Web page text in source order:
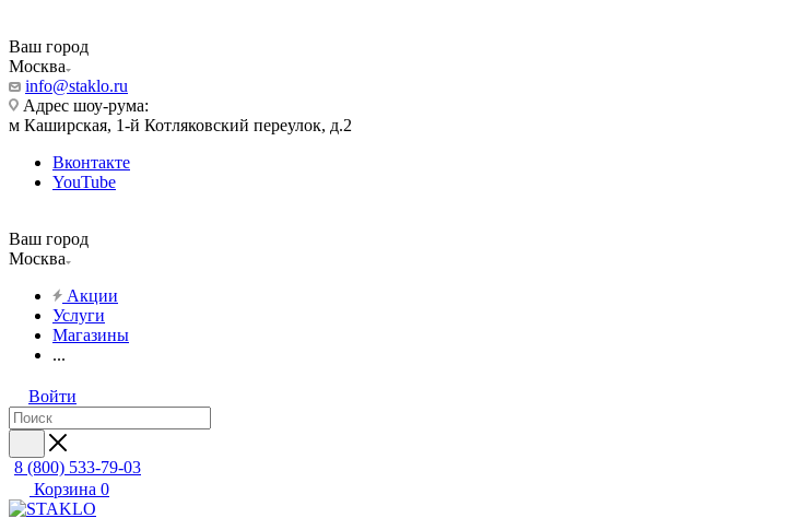
Ваш город
Москва
info@staklo.ru
Адрес шоу-рума:
м Каширская, 1-й Котляковский переулок, д.2
Вконтакте
YouTube
Ваш город
Москва
Акции
Услуги
Магазины
...
Войти
8 (800) 533-79-03
Корзина 0